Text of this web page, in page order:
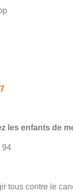
les enfants de
94
tous contre le